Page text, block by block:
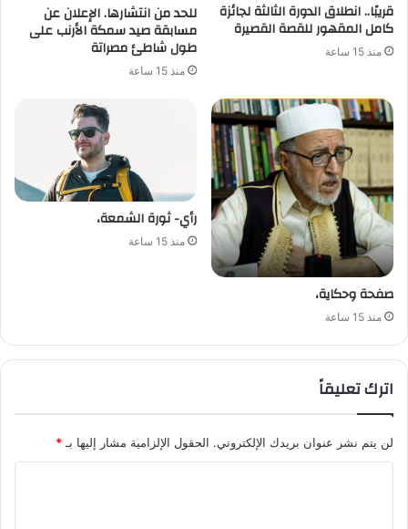
قريبًا.. انطلاق الدورة الثالثة لجائزة
كامل المقهور للقصة القصيرة
منذ 15 ساعة
للحد من انتشارها. الإعلان عن
مسابقة صيد سمكة الأرنب على
طول شاطئ مصراتة
منذ 15 ساعة
صفحة وحكاية،
منذ 15 ساعة
رأي- ثورة الشمعة،
منذ 15 ساعة
اترك تعليقاً
لن يتم نشر عنوان بريدك الإلكتروني. الحقول الإلزامية مشار إليها بـ *